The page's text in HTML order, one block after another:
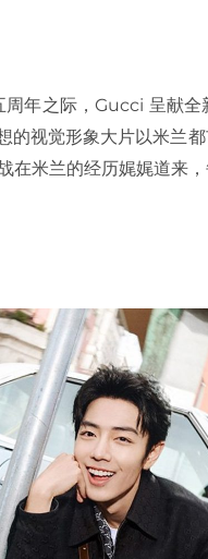
周年之际，Gucci 呈献
的视觉形象大片以米兰都
米兰的经历娓娓道来